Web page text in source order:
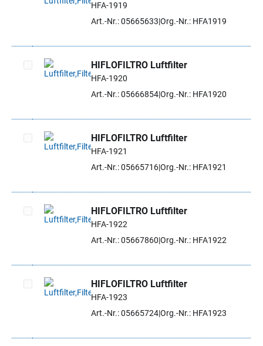
Artikel auswählen
HFA-1919
Art.-Nr.: 05665633 Org.-Nr.: HFA1919
Artikel auswählen
HIFLOFILTRO Luftfilter
HFA-1920
Art.-Nr.: 05666854Org.-Nr.: HFA1920
Artikel auswählen
HIFLOFILTRO Luftfilter
HFA-1921
Art.-Nr.: 05665716Org.-Nr.: HFA1921
Artikel auswählen
HIFLOFILTRO Luftfilter
HFA-1922
Art.-Nr.: 05667860 Org.-Nr.: HFA1922
Artikel auswählen
HIFLOFILTRO Luftfilter
HFA-1923
Art.-Nr.: 05665724Org.-Nr.: HFA1923